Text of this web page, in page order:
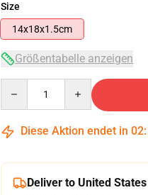
Size
14x18x1.5cm
Größentabelle anzeigen
Diese Aktion endet in 02:
Deliver to United States